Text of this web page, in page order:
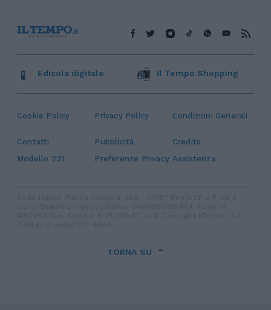
Cookie Policy Privacy Policy Condizioni Generali
Contatti Pubblicità
Credits
Modello 231
Preferenze Privacy Assistenza
Edicola digitale Il Tempo Shopping
TORNA SU